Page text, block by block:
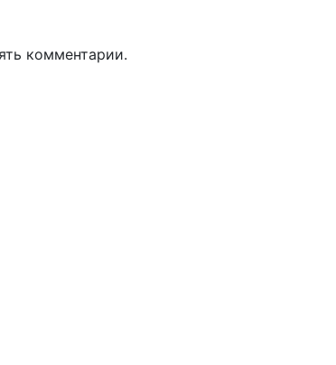
комментарии.